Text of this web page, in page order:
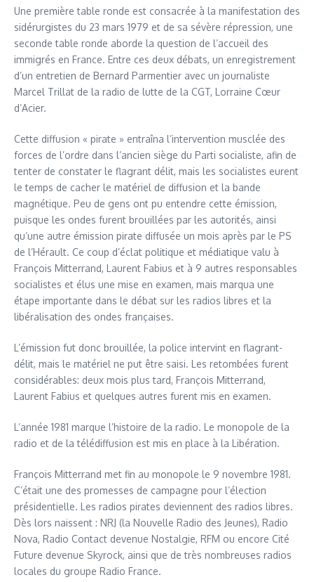
Une première table ronde est consacrée à la manifestation des
sidérurgistes du 23 mars 1979 et de sa sévère répression, une
seconde table ronde aborde la question de l’accueil des
immigrés en France. Entre ces deux débats, un enregistrement
d’un entretien de Bernard Parmentier avec un journaliste
Marcel Trillat de la radio de lutte de la CGT, Lorraine Cœur
d’Acier.
Cette diffusion « pirate » entraîna l’intervention musclée des
forces de l’ordre dans l’ancien siège du Parti socialiste, afin de
tenter de constater le flagrant délit, mais les socialistes eurent
le temps de cacher le matériel de diffusion et la bande
magnétique. Peu de gens ont pu entendre cette émission,
puisque les ondes furent brouillées par les autorités, ainsi
qu’une autre émission pirate diffusée un mois après par le PS
de l’Hérault. Ce coup d’éclat politique et médiatique valu à
François Mitterrand, Laurent Fabius et à 9 autres responsables
socialistes et élus une mise en examen, mais marqua une
étape importante dans le débat sur les radios libres et la
libéralisation des ondes françaises.
L’émission fut donc brouillée, la police intervint en flagrant-
délit, mais le matériel ne put être saisi. Les retombées furent
considérables: deux mois plus tard, François Mitterrand,
Laurent Fabius et quelques autres furent mis en examen.
L’année 1981 marque l’histoire de la radio. Le monopole de la
radio et de la télédiffusion est mis en place à la Libération.
François Mitterrand met fin au monopole le 9 novembre 1981.
C’était une des promesses de campagne pour l’élection
présidentielle. Les radios pirates deviennent des radios libres.
Dès lors naissent : NRJ (la Nouvelle Radio des Jeunes), Radio
Nova, Radio Contact devenue Nostalgie, RFM ou encore Cité
Future devenue Skyrock, ainsi que de très nombreuses radios
locales du groupe Radio France.